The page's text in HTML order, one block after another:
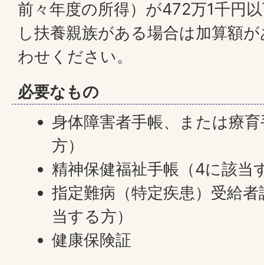
前々年度の所得）が472万1千円
し扶養親族がある場合は加算額
わせください。
必要なもの
身体障害者手帳、または療
方）
精神保健福祉手帳（4に該当
指定難病（特定疾患）受給
当する方）
健康保険証